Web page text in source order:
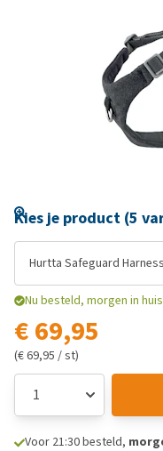
Kies je product (5
Hurtta Safeguard
Nu besteld, morgen in huis
€ 69,95
(€ 69,95 / st)
Voor 21:30 besteld,